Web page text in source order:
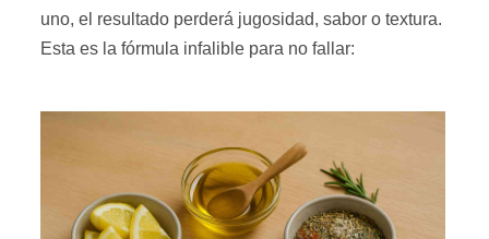
uno, el resultado perderá jugosidad, sabor o textura.
Esta es la fórmula infalible para no fallar: